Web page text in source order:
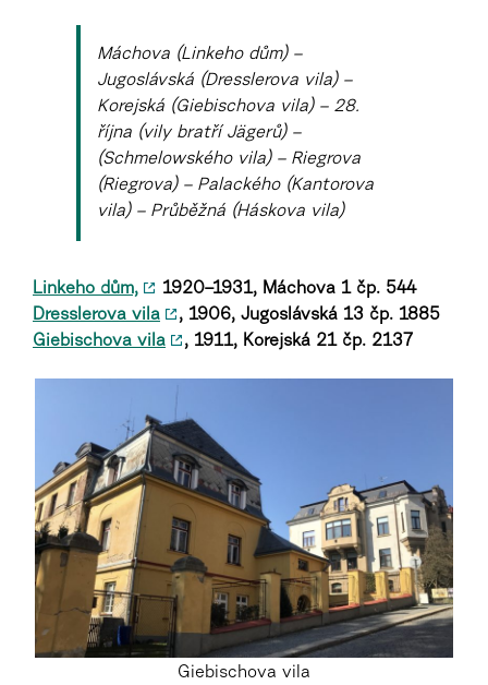
Máchova (Linkeho dům) –
Jugoslávská (Dresslerova vila) –
Korejská (Giebischova vila) – 28.
října (vily bratří Jägerů) –
(Schmelowského vila) – Riegrova
(Riegrova) – Palackého (Kantorova
vila) – Průběžná (Háskova vila)
Linkeho dům,
1920–1931, Máchova 1 čp. 544
Dresslerova vila
, 1906, Jugoslávská 13 čp. 1885
Giebischova vila
, 1911, Korejská 21 čp. 2137
Giebischova vila